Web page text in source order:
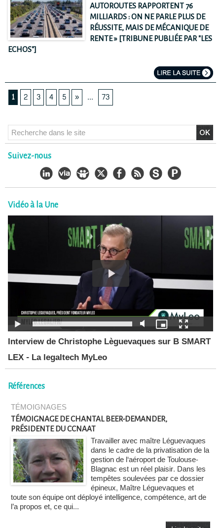
AUTOROUTES RAPPORTENT 76
MILLIARDS : ON NE PARLE PLUS DE
RÉUSSITE, MAIS DE MÉCANIQUE DE
RENTE » [TRIBUNE PUBLIÉE PAR "LES
ECHOS"]
1 2 3 4 5 » ... 73
Suivez-nous
Vidéo à la Une
Interview de Christophe Lèguevaques sur B SMART
LEX - La legaltech MyLeo
Références
TÉMOIGNAGES
TÉMOIGNAGE DE CHANTAL BEER-DEMANDER,
PRÉSIDENTE DU CCNAAT
Travailler avec maître Léguevaques
dans le cadre de la privatisation de la
gestion de l‘aéroport de Toulouse-
Blagnac est un réel plaisir. Dans les
tempêtes soulevées par ce dossier
épineux, Maître Léguevaques et
toute son équipe ont déployé intelligence, compétence, art de
l’a propos et, ce qui...